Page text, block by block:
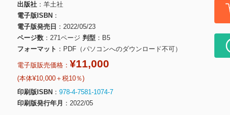
出版社
羊土社
電子版ISBN
電子版発売日
2022/05/23
ページ数
271ページ 判型
B5
フォーマット
PDF（パソコンへのダウンロード不可）
電子版販売価格： ¥11,000
(本体¥10,000＋税10％)
印刷版ISBN
978-4-7581-1074-7
印刷版発行年月
2022/05